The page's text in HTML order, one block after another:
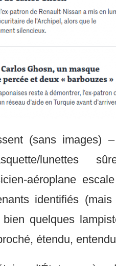
(sans images)
lunettes
aéroplane
identifiés
quelques
étendu,